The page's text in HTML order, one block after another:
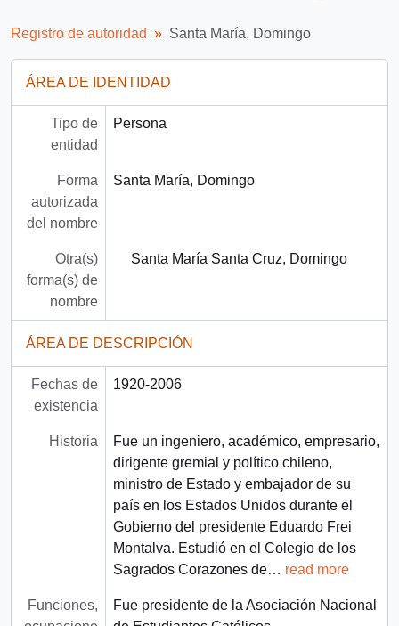
Registro de autoridad Santa María, Domingo
ÁREA DE IDENTIDAD
Tipo de
entidad
Persona
Forma
autorizada
del nombre
Santa María, Domingo
Otra(s)
forma(s) de
nombre
Santa María Santa Cruz, Domingo
ÁREA DE DESCRIPCIÓN
Fechas de
existencia
1920-2006
Historia
Fue un ingeniero, académico, empresario,
dirigente gremial y político chileno,
ministro de Estado y embajador de su
país en los Estados Unidos durante el
Gobierno del presidente Eduardo Frei
Montalva. Estudió en el Colegio de los
Sagrados Corazones de… read more
Funciones,
Fue presidente de la Asociación Nacional